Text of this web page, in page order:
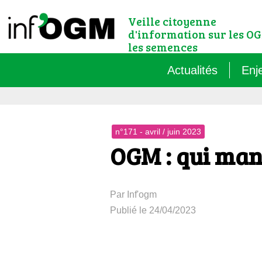
Veille citoyenne
d'information sur les
les semences
Actualités
Le
n°171 - avril / juin 2023
OGM : qui
Par Inf'ogm
Publié le 24/04/2023